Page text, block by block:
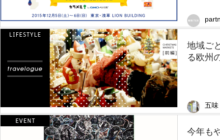
地域ご
る欧州
五味
今年も